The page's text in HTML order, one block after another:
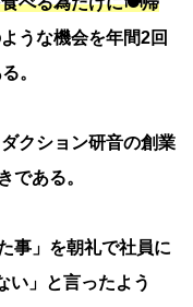
うな機会を年間2回
。
クション研音の創業
である。
事」を朝礼で社員に
い」と言ったよう